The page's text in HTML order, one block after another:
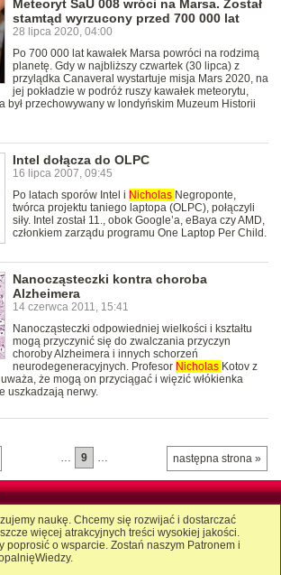
Meteoryt SaU 008 wróci na Marsa. Został
stamtąd wyrzucony przed 700 000 lat
28 lipca 2020, 04:00
Po 700 000 lat kawałek Marsa powróci na rodzimą
planetę. Gdy w najbliższy czwartek (30 lipca) z
przylądka Canaveral wystartuje misja Mars 2020, na
jej pokładzie w podróż ruszy kawałek meteorytu,
był przechowywany w londyńskim Muzeum Historii
Intel dołącza do OLPC
16 lipca 2007, 09:45
Po latach sporów Intel i Nicholas Negroponte,
twórca projektu taniego laptopa (OLPC), połączyli
siły. Intel został 11., obok Google’a, eBaya czy AMD,
członkiem zarządu programu One Laptop Per Child.
Nanocząsteczki kontra choroba
Alzheimera
14 czerwca 2011, 15:41
Nanocząsteczki odpowiedniej wielkości i kształtu
mogą przyczynić się do zwalczania przyczyn
choroby Alzheimera i innych schorzeń
neurodegeneracyjnych. Profesor Nicholas Kotov z
że mogą on przyciągać i więzić włókienka
uszkadzają nerwy.
następna strona »
9
naukę. Chcemy się rozwijać i dostarczać
więcej atrakcyjnych treści wysokiej jakości.
poprosić o wsparcie. Zostań naszym Patronem i